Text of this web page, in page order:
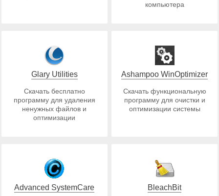
компьютера
Glary Utilities
Скачать бесплатно
программу для удаления
ненужных файлов и
оптимизации
Ashampoo WinOptimizer
Скачать функциональную
программу для очистки и
оптимизации системы
Advanced SystemCare BleachBit